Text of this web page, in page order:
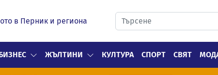
в Перник и региона
ЖЪЛТИНИ КУЛТУРА СПОРТ СВЯТ